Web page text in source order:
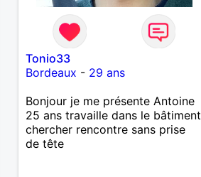
Tonio33
Bordeaux - 29 ans
Bonjour je me présente Antoine
25 ans travaille dans le bâtiment
chercher rencontre sans prise
de tête